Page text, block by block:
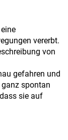
vererbt.
von
gefahren und
spontan
sie auf